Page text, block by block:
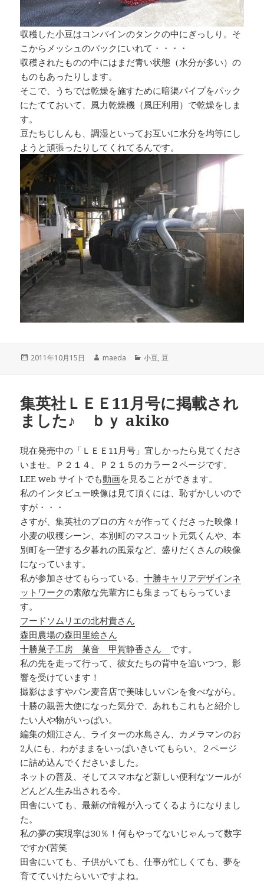
収穫した小豆はコンバインのタンクの中にぎっしり。そ
こからメッシュのパックにいれて・・・・
収穫されたものの中にはまだ青い状態（水分が多い）の
ものもあったりします。
そこで、うちでは乾燥を施すために暗渠パイプをパック
にたてておいて、風力乾燥機（風圧利用）で乾燥をしま
す。
豆たちじしんも、調湿といってお互いに水分を均等にし
ようと頑張ったりしてくれてるんです。
投
2011年10月15日
作
maeda
カ
ー
小豆,豆
集英社ＬＥＥ11月号に掲載され
ました♪ ｂｙ akiko
現在発売中の「ＬＥＥ11月号」宜しかったら見てくださ
いませ。Ｐ２１４、Ｐ２１５のカラー２ページです。
LEE web サイトでも動画を見ることができます。
私のインタビュー映像は見て頂くには、恥ずかしいので
すが・・・
さすが、集英社のプロの方々が作ってくださった映像！
小麦の収穫シーン、本別町のマスコット元気くんや、本
別町を一望する夕暮れの風景など、盛りだくさんの映像
になっています。
私が参加させてもらっている、十勝キャリアデザインネ
ットワークの素敵な先輩方にも集まってもらっていま
す。
フードソムリエの北村貴さん
森田農場の森田里絵さん
十勝菓子工房 菓音 甲賀静香さん です。
私の先を走って行って、彼女たちの背中を追いつつ、影
響を受けています！
撮影はますやパン麦音店で美味しいパンを食べながら。
十勝の親善大使になった気分で、あれもこれもと紹介し
たい人や物がいっぱい。
編集の畑江さん、ライターの水島さん、カメラマンのお
2人にも、わがままをいっぱいきいてもらい、２ページ
に詰め込んでくださいました。
ネットの普及、そしてスマホなど新しい便利なツールが
どんどん生み出される今。
田舎にいても、最新の情報が入ってくるようになりまし
た。
私の夢の実現率は30％！何もやってないじゃんって数字
ですか(苦笑
田舎にいても、子供がいても、仕事が忙しくても、夢を
育てていけたらいいですよね。